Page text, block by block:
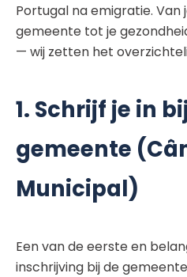
Portugal na emigratie. Van
gemeente tot je
— wij zetten het
1. Schrijf je in
gemeente
Municipal)
Een van de eerste en
inschrijving bij de